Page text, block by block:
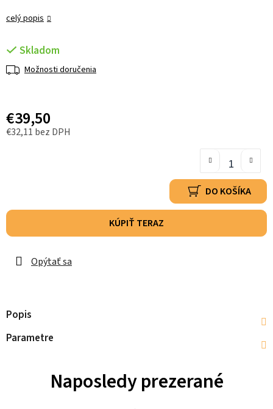
celý popis
Skladom
Možnosti doručenia
€39,50
€32,11 bez DPH
DO KOŠÍKA
KÚPIŤ TERAZ
Opýtať sa
Popis
Parametre
Naposledy prezerané